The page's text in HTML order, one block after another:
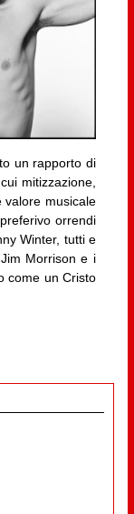
un rapporto di
mitizzazione,
valore musicale
orrendi
Winter, tutti e
Morrison e i
come un Cristo